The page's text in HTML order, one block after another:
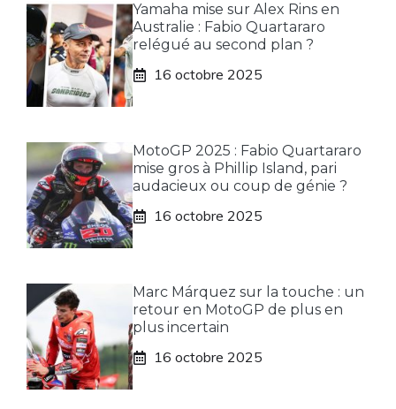
Yamaha mise sur Alex Rins en
Australie : Fabio Quartararo
relégué au second plan ?
16 octobre 2025
MotoGP 2025 : Fabio Quartararo
mise gros à Phillip Island, pari
audacieux ou coup de génie ?
16 octobre 2025
Marc Márquez sur la touche : un
retour en MotoGP de plus en
plus incertain
16 octobre 2025